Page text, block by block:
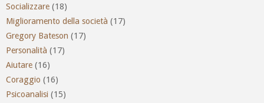
Socializzare (18)
Miglioramento della società (17)
Gregory Bateson (17)
Personalità (17)
Aiutare (16)
Coraggio (16)
Psicoanalisi (15)